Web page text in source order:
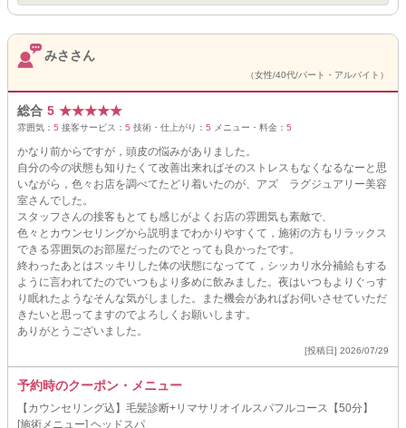
みささん
（女性/40代/パート・アルバイト）
総合 5 ★★★★★
雰囲気： 5 接客サービス： 5 技術・仕上がり： 5 メニュー・料金： 5
かなり前からですが，頭皮の悩みがありました。
自分の今の状態も知りたくて改善出来ればそのストレスもなくなるなーと思
いながら，色々お店を調べてたどり着いたのが、アズ ラグジュアリー美容
室さんでした。
スタッフさんの接客もとても感じがよくお店の雰囲気も素敵で、
色々とカウンセリングから説明までわかりやすくて，施術の方もリラックス
できる雰囲気のお部屋だったのでとっても良かったです。
終わったあとはスッキリした体の状態になってて，シッカリ水分補給もする
ように言われてたのでいつもより多めに飲みました。夜はいつもよりぐっす
り眠れたようなそんな気がしました。また機会があればお伺いさせていただ
きたいと思ってますのでよろしくお願いします。
ありがとうございました。
[投稿日] 2026/07/29
予約時のクーポン・メニュー
【カウンセリング込】毛髪診断+リマサリオイルスパフルコース【50分】
[施術メニュー] ヘッドスパ